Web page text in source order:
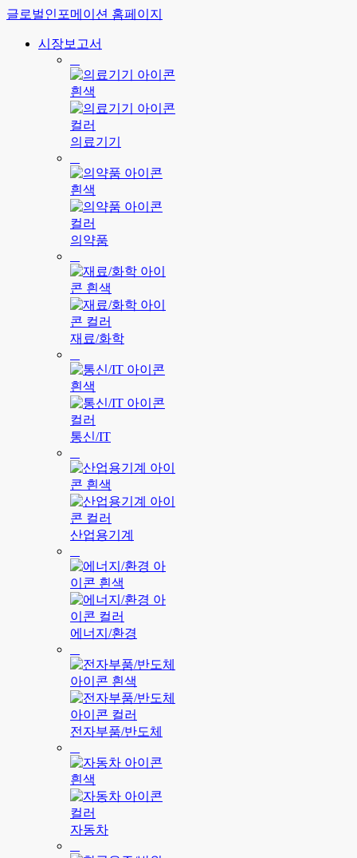
글로벌인포메이션 홈페이지
시장보고서
의료기기
의약품
재료/화학
통신/IT
산업용기계
에너지/환경
전자부품/반도체
자동차